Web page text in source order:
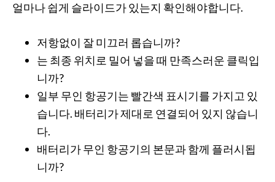
얼마나 쉽게 슬라이드가 있는지 확인해야합니다.
저항없이 잘 미끄러 롭습니까?
는 최종 위치로 밀어 넣을 때 만족스러운 클릭입
니까?
일부 무인 항공기는 빨간색 표시기를 가지고 있
습니다. 배터리가 제대로 연결되어 있지 않습니
다.
배터리가 무인 항공기의 본문과 함께 플러시됩
니까?